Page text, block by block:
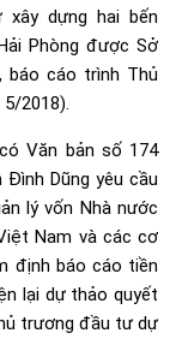
dựng hai bến
Phòng được Sở
báo cáo trình Thủ
2018).
Văn bản số 174
Dũng yêu cầu
lý vốn Nhà nước
Nam và các cơ
định báo cáo tiền
lại dự thảo quyết
trương đầu tư dự